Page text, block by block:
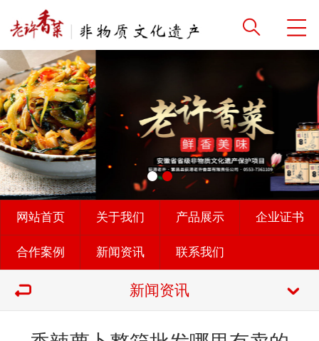
网站首页 关于我们 产品展示 企业证书
合作案例 新闻资讯 联系我们
新闻资讯